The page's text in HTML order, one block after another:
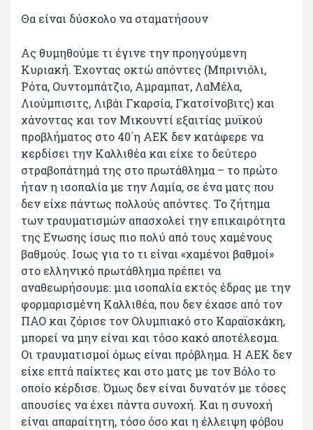
Θα είναι δύσκολο να σταματήσουν
Ας θυμηθούμε τι έγινε την προηγούμενη
Κυριακή. Έχοντας οκτώ απόντες (Μπρινιόλι,
Ρότα, Ουντομπάτζιο, Αμραμπατ, ΛαΜέλα,
Λιούμπισιτς, Λιβάι Γκαρσία, Γκατσίνοβιτς) και
χάνοντας και τον Μικουντί εξαιτίας μυϊκού
προβλήματος στο 40΄η ΑΕΚ δεν κατάφερε να
κερδίσει την Καλλιθέα και είχε το δεύτερο
στραβοπάτημά της στο πρωτάθλημα – το πρώτο
ήταν η ισοπαλία με την Λαμία, σε ένα ματς που
δεν είχε πάντως πολλούς απόντες. Το ζήτημα
των τραυματισμών απασχολεί την επικαιρότητα
της Ενωσης ίσως πιο πολύ από τους χαμένους
βαθμούς. Ισως για το τι είναι «χαμένοι βαθμοί»
στο ελληνικό πρωτάθλημα πρέπει να
αναθεωρήσουμε: μια ισοπαλία εκτός έδρας με την
φορμαρισμένη Καλλιθέα, που δεν έχασε από τον
ΠΑΟ και ζόρισε τον Ολυμπιακό στο Καραϊσκάκη,
μπορεί να μην είναι και τόσο κακό αποτέλεσμα.
Οι τραυματισμοί όμως είναι πρόβλημα. Η ΑΕΚ δεν
είχε επτά παίκτες και στο ματς με τον Βόλο το
οποίο κέρδισε. Όμως δεν είναι δυνατόν με τόσες
απουσίες να έχει πάντα συνοχή. Και η συνοχή
είναι απαραίτητη, τόσο όσο και η έλλειψη φόβου